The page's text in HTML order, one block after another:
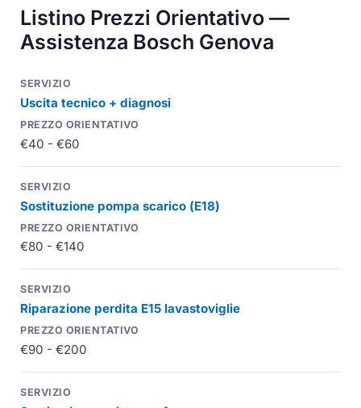
Listino Prezzi Orientativo —
Assistenza Bosch Genova
Uscita tecnico + diagnosi
€40 - €60
Sostituzione pompa scarico (E18)
€80 - €140
Riparazione perdita E15 lavastoviglie
€90 - €200